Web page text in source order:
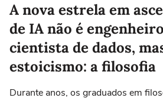
A nova estrela em
de IA não é
cientista de dados,
estoicismo: a filosofia
Durante anos, os graduados em